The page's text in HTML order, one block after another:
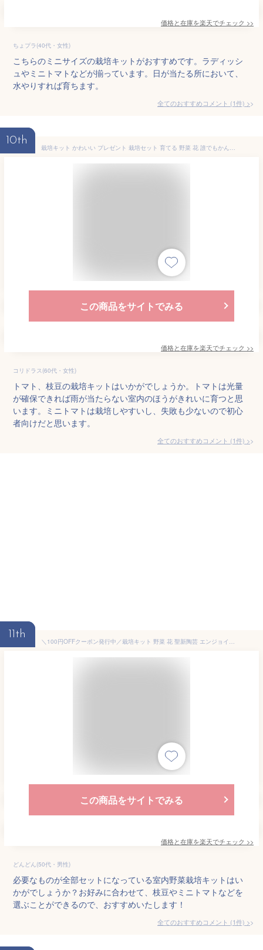
価格と在庫を楽天でチェック >>
ちょプラ(40代・女性)
こちらのミニサイズの栽培キットがおすすめです。ラディッシ
ュやミニトマトなどが揃っています。日が当たる所において、
水やりすれば育ちます。
全てのおすすめコメント (1件) >
10th
栽培キット かわいい プレゼント 栽培セット 育てる 野菜 花 誰でもかんたん トマト 枝豆 ひまわり CG -401 容器 小物入れ 鉢 苗木 苗 花苗 鉢花 植物 エコポット 野菜栽培 ベランダ菜園 家庭菜園 誕生日 ガーデニング
この商品をサイトでみる
価格と在庫を楽天でチェック >>
コリドラス(60代・女性)
トマト、枝豆の栽培キットはいかがでしょうか。トマトは光量
が確保できれば雨が当たらない室内のほうがきれいに育つと思
います。ミニトマトは栽培しやすいし、失敗も少ないので初心
者向けだと思います。
全てのおすすめコメント (1件) >
11th
＼100円OFFクーポン発行中／栽培キット 野菜 花 聖新陶芸 エンジョイプランター ベジ フラワー 【聖新陶芸 栽培キット プランター 室内 野菜 花 子ども 簡単 枝豆 ミニトマト ミニヒマワリ コスモス ビオラ】
この商品をサイトでみる
価格と在庫を楽天でチェック >>
どんどん(50代・男性)
必要なものが全部セットになっている室内野菜栽培キットはい
かがでしょうか？お好みに合わせて、枝豆やミニトマトなどを
選ぶことができるので、おすすめいたします！
全てのおすすめコメント (1件) >